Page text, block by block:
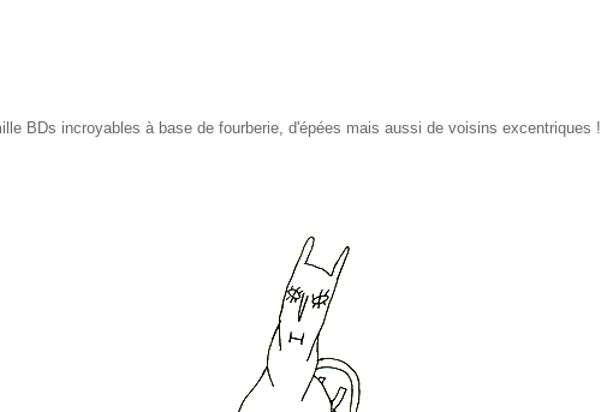
BDs incroyables à base de fourberie, d'épées mais aussi de voisins excentriques !